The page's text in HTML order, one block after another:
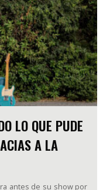
LO QUE PUDE
A LA
antes de su show por